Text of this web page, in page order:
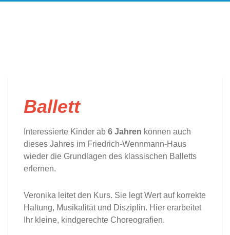
Ballett
Interessierte Kinder ab 6 Jahren können auch
dieses Jahres im Friedrich-Wennmann-Haus
wieder die Grundlagen des klassischen Balletts
erlernen.
Veronika leitet den Kurs. Sie legt Wert auf korrekte
Haltung, Musikalität und Disziplin. Hier erarbeitet
Ihr kleine, kindgerechte Choreografien.